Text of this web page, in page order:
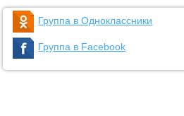
Группа в Одноклассники
Группа в Facebook